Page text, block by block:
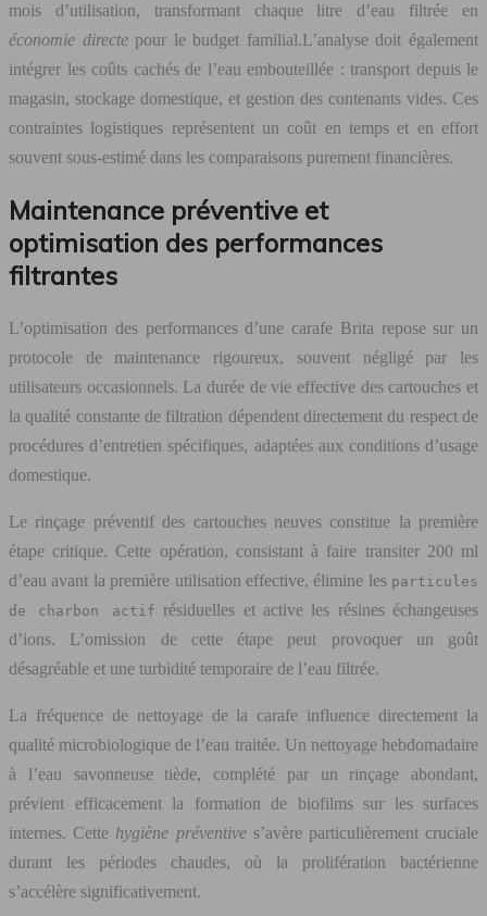
mois d’utilisation, transformant chaque litre d’eau filtrée en
économie directepour le budget familial.L’analyse doit également
intégrer les coûts cachés de l’eau embouteillée : transport depuis le
magasin, stockage domestique, et gestion des contenants vides. Ces
contraintes logistiques représentent un coût en temps et en effort
souvent sous-estimé dans les comparaisons purement financières.
Maintenance préventive et
optimisation des performances
filtrantes
L’optimisation des performances d’une carafe Brita repose sur un
protocole de maintenance rigoureux, souvent négligé par les
utilisateurs occasionnels. La durée de vie effective des cartouches et
la qualité constante de filtration dépendent directement du respect de
procédures d’entretien spécifiques, adaptées aux conditions d’usage
domestique.
Le rinçage préventif des cartouches neuves constitue la première
étape critique. Cette opération, consistant à faire transiter 200 ml
d’eau avant la première utilisation effective, élimine les particules
de charbon actif résiduelles et active les résines échangeuses
d’ions. L’omission de cette étape peut provoquer un goût
désagréable et une turbidité temporaire de l’eau filtrée.
La fréquence de nettoyage de la carafe influence directement la
qualité microbiologique de l’eau traitée. Un nettoyage hebdomadaire
à l’eau savonneuse tiède, complété par un rinçage abondant,
prévient efficacement la formation de biofilms sur les surfaces
internes. Cette hygiène préventives’avère particulièrement cruciale
durant les périodes chaudes, où la prolifération bactérienne
s’accélère significativement.